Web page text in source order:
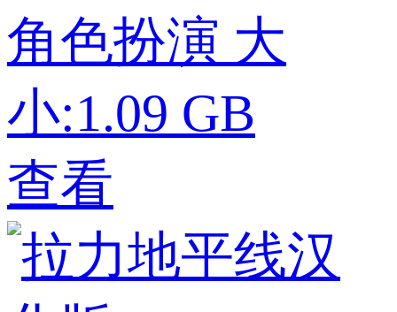
角色扮演 大
小:1.09 GB
查看